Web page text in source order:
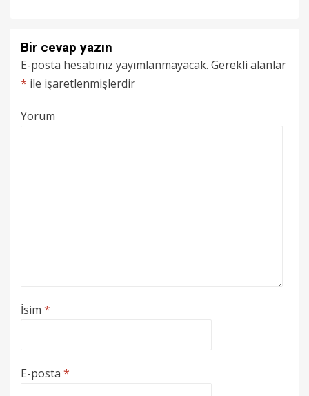
Bir cevap yazın
E-posta hesabınız yayımlanmayacak. Gerekli alanlar
* ile işaretlenmişlerdir
Yorum
İsim *
E-posta *